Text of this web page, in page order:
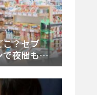
？セブ
夜間も買
の探し方